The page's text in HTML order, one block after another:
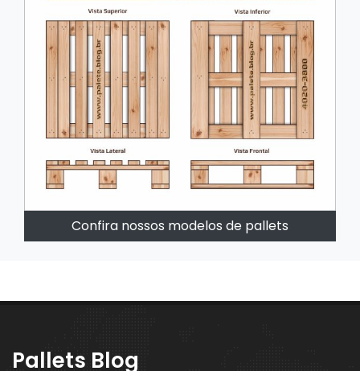
Confira nossos modelos de pallets
Pallets Blog